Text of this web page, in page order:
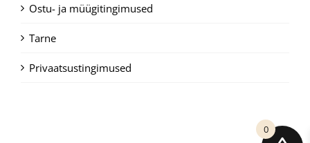
Ostu- ja müügitingimused
Tarne
Privaatsustingimused
0